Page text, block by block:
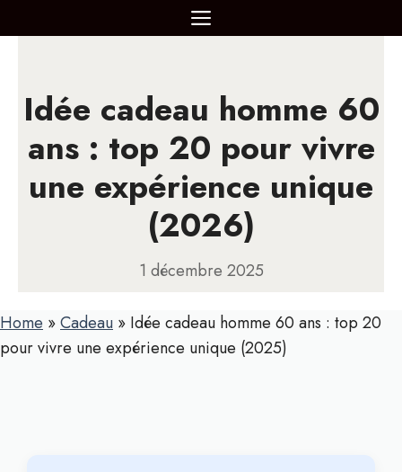
au
MENU
Idée cadeau homme 60
ans : top 20 pour vivre
une expérience unique
(2026)
1 décembre 2025
Home »Cadeau » Idée cadeau homme 60 ans : top 20
pour vivre une expérience unique (2025)